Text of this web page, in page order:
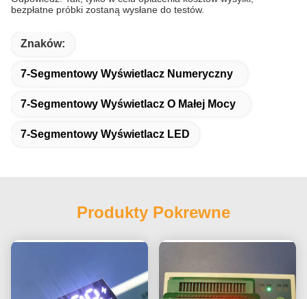
bezpłatne próbki zostaną wysłane do testów.
Znaków:
7-Segmentowy Wyświetlacz Numeryczny
7-Segmentowy Wyświetlacz O Małej Mocy
7-Segmentowy Wyświetlacz LED
Produkty Pokrewne